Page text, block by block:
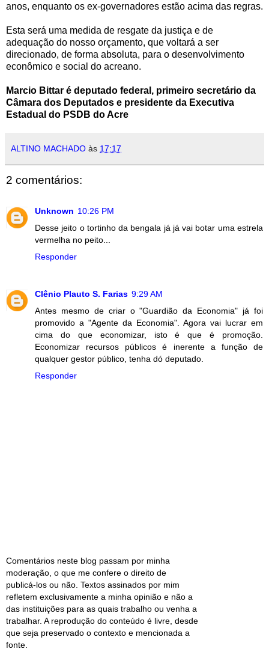
anos, enquanto os ex-governadores estão acima das regras.
Esta será uma medida de resgate da justiça e de
adequação do nosso orçamento, que voltará a ser
direcionado, de forma absoluta, para o desenvolvimento
econômico e social do acreano.
Marcio Bittar é deputado federal, primeiro secretário da
Câmara dos Deputados e presidente da Executiva
Estadual do PSDB do Acre
ALTINO MACHADO às 17:17
2 comentários:
Unknown 10:26 PM
Desse jeito o tortinho da bengala já já vai botar uma estrela
vermelha no peito...
Responder
Clênio Plauto S. Farias 9:29 AM
Antes mesmo de criar o "Guardião da Economia" já foi
promovido a "Agente da Economia". Agora vai lucrar em
cima do que economizar, isto é que é promoção.
Economizar recursos públicos é inerente a função de
qualquer gestor público, tenha dó deputado.
Responder
Comentários neste blog passam por minha
moderação, o que me confere o direito de
publicá-los ou não. Textos assinados por mim
refletem exclusivamente a minha opinião e não a
das instituições para as quais trabalho ou venha a
trabalhar. A reprodução do conteúdo é livre, desde
que seja preservado o contexto e mencionada a
fonte.